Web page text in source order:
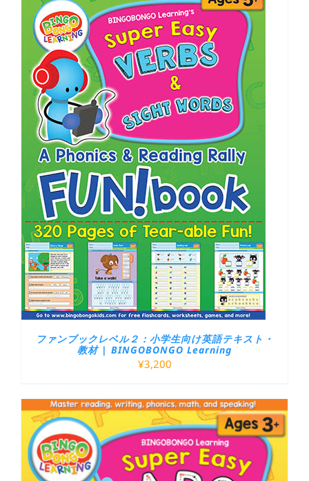
ファンブックレベル２：小学生向け英語テキスト・
教材 | BINGOBONGO Learning
¥3,200